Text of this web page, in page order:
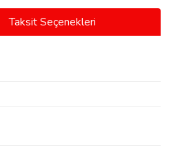
Taksit Seçenekleri